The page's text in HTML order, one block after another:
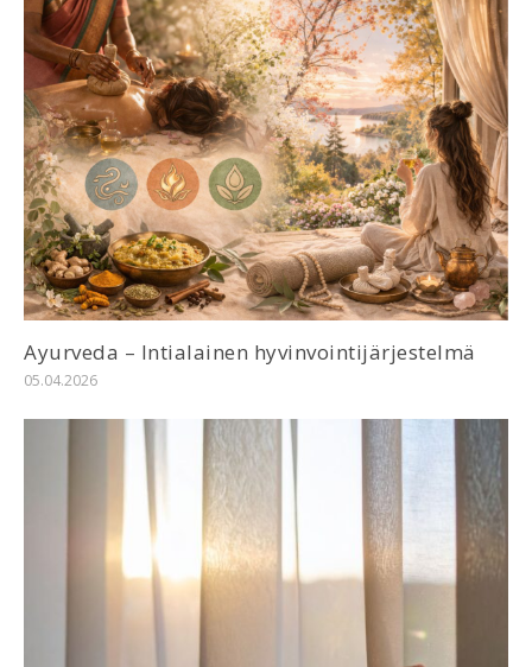
Ayurveda – Intialainen hyvinvointijärjestelmä
05.04.2026